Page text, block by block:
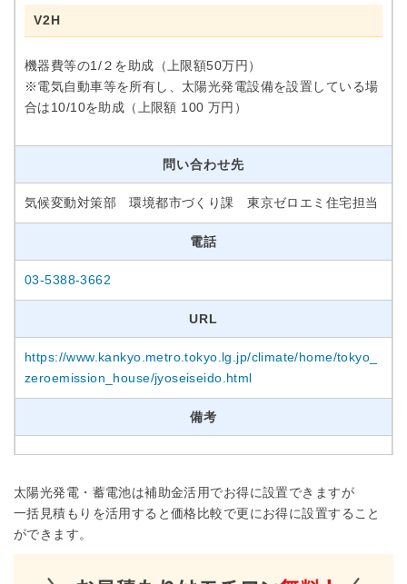
V2H
機器費等の1/２を助成（上限額50万円）
※電気自動車等を所有し、太陽光発電設備を設置している場
合は10/10を助成（上限額 100 万円）
問い合わせ先
気候変動対策部 環境都市づくり課 東京ゼロエミ住宅担当
電話
03-5388-3662
URL
https://www.kankyo.metro.tokyo.lg.jp/climate/home/tokyo_
zeroemission_house/jyoseiseido.html
備考
太陽光発電・蓄電池は補助金活用でお得に設置できますが
一括見積もりを活用すると価格比較で更にお得に設置すること
ができます。